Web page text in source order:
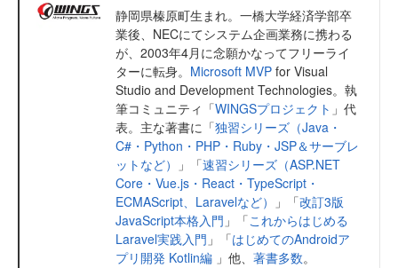
静岡県榛原町生まれ。一橋大学経済学部卒
業後、NECにてシステム企画業務に携わる
が、2003年4月に念願かなってフリーライ
ターに転身。 Microsoft MVP for Visual
Studio and Development Technologies。執
筆コミュニティ「WINGSプロジェクト 」代
表。主な著書に「独習シリーズ（Java・
C#・Python・PHP・Ruby・JSP＆サーブレ
ットなど）
」「速習シリーズ（ASP.NET
Core・Vue.js・React・TypeScript・
ECMAScript、Laravelなど）
」「改訂3版
JavaScript本格入門 」「これからはじめる
Laravel実践入門 」「はじめてのAndroidア
プリ開発 Kotlin編 」他、 著書多数。